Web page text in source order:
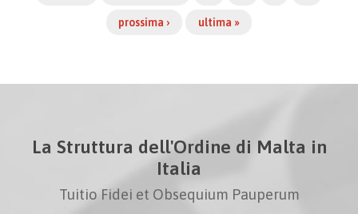
prossima › ultima »
La Struttura dell'Ordine di Malta in
Italia
Tuitio Fidei et Obsequium Pauperum